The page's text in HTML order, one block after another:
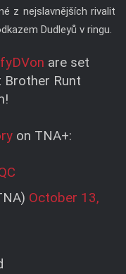
z nejslavnějších rivalit
Dudleyů v ringu.
are set
Runt
on TNA+:
October 13,